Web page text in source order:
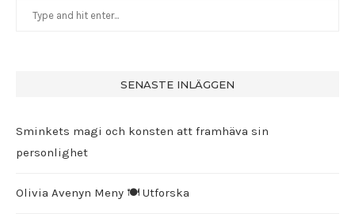
SENASTE INLÄGGEN
Sminkets magi och konsten att framhäva sin
personlighet
Olivia Avenyn Meny 🍽️ Utforska